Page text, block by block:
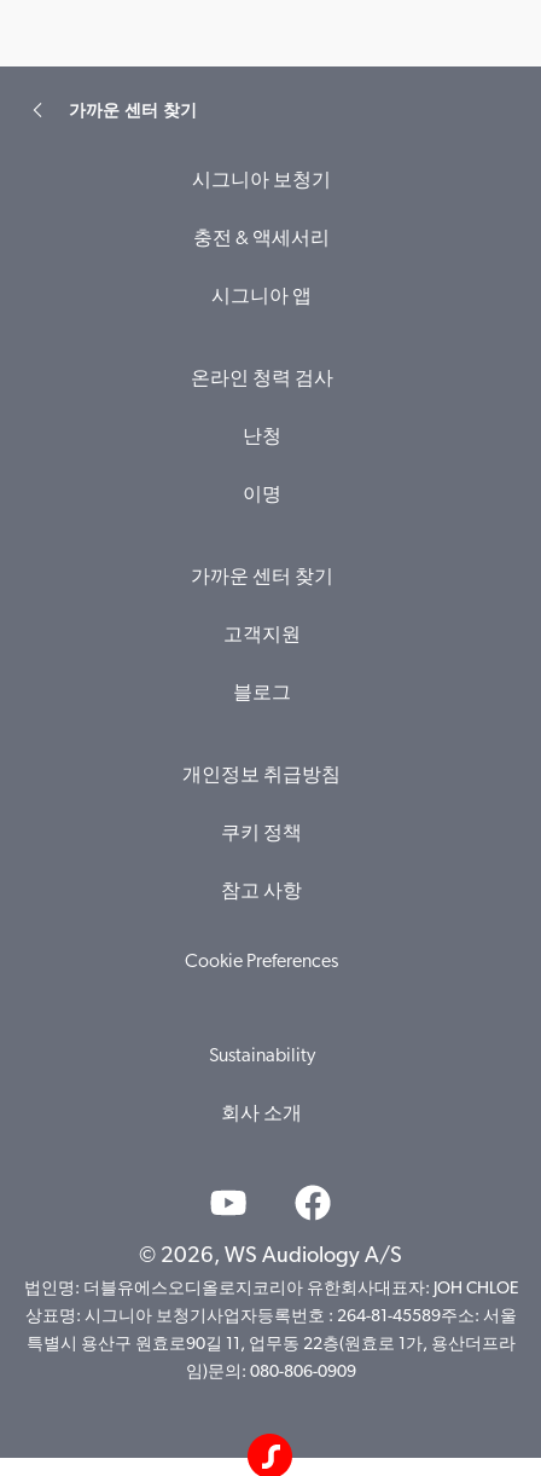
가까운 센터 찾기
시그니아 보청기
충전 & 액세서리
시그니아 앱
온라인 청력 검사
난청
이명
가까운 센터 찾기
고객지원
블로그
개인정보 취급방침
쿠키 정책
참고 사항
Cookie Preferences
Sustainability
회사 소개
© 2026, WS Audiology A/S
법인명: 더블유에스오디올로지코리아 유한회사대표자: JOH CHLOE
상표명: 시그니아 보청기사업자등록번호 : 264-81-45589주소: 서울
특별시 용산구 원효로90길 11, 업무동 22층(원효로 1가, 용산더프라
임)문의: 080-806-0909